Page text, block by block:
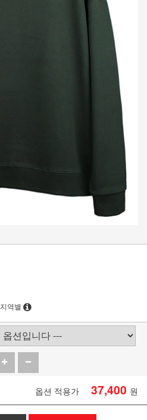
지역별
옵션 적용가 37,400 원